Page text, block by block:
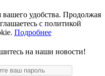
удобства. Продолжая
с политикой
Подробнее
на наши новости!